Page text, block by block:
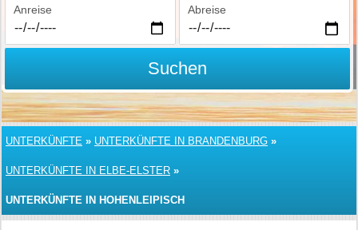
Anreise Abreise
Suchen
UNTERKÜNFTE » UNTERKÜNFTE IN BRANDENBURG »
UNTERKÜNFTE IN ELBE-ELSTER »
UNTERKÜNFTE IN HOHENLEIPISCH